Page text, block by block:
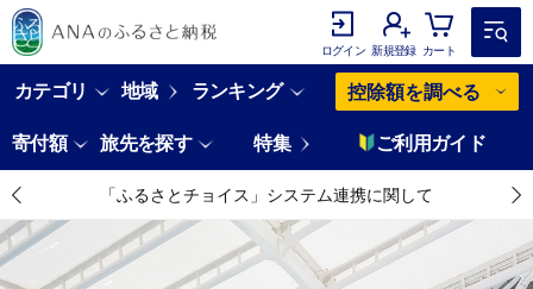
ログイン 新規登録 カート
カテゴリ 地域 ランキング 控除額を調べる
寄付額 旅先を探す 特集 ご利用ガイド
「ふるさとチョイス」システム連携に関して